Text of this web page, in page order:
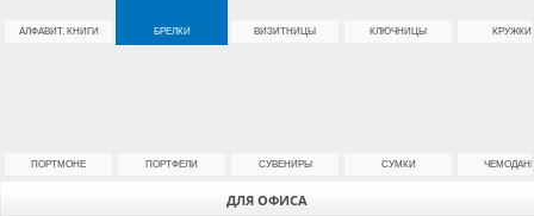
ДЛЯ ОФИСА
АЛФАВИТ. КНИГИ БРЕЛКИ ВИЗИТНИЦЫ КЛЮЧНИЦЫ КРУЖКИ
ПОРТМОНЕ ПОРТФЕЛИ СУВЕНИРЫ СУМКИ